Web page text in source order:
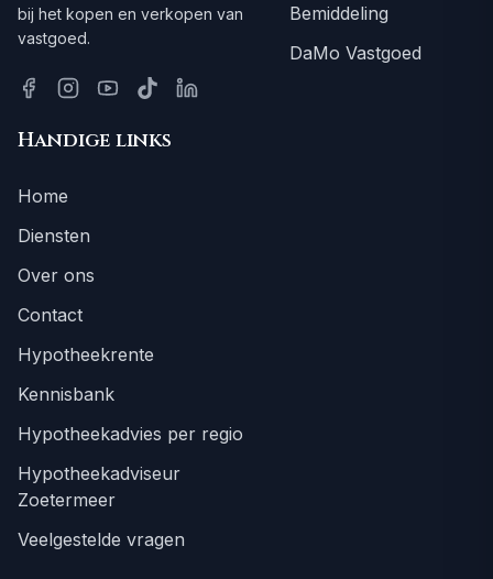
bij het kopen en verkopen van
vastgoed.
Bemiddeling
DaMo Vastgoed
Handige links
Home
Diensten
Over ons
Contact
Hypotheekrente
Kennisbank
Hypotheekadvies per regio
Hypotheekadviseur
Zoetermeer
Veelgestelde vragen